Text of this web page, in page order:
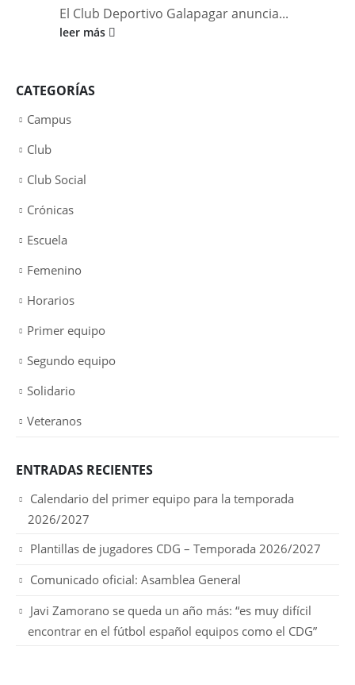
El Club Deportivo Galapagar anuncia...
leer más
CATEGORÍAS
Campus
Club
Club Social
Crónicas
Escuela
Femenino
Horarios
Primer equipo
Segundo equipo
Solidario
Veteranos
ENTRADAS RECIENTES
Calendario del primer equipo para la temporada
2026/2027
Plantillas de jugadores CDG – Temporada 2026/2027
Comunicado oficial: Asamblea General
Javi Zamorano se queda un año más: “es muy difícil
encontrar en el fútbol español equipos como el CDG”